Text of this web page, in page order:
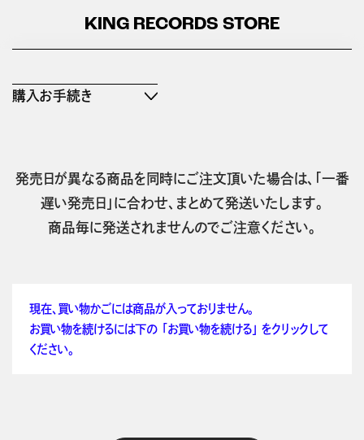
KING RECORDS STORE
購入お手続き
発売日が異なる商品を同時にご注文頂いた場合は、「一番
遅い発売日」に合わせ、まとめて発送いたします。
商品毎に発送されませんのでご注意ください。
現在、買い物かごには商品が入っておりません。
お買い物を続けるには下の 「お買い物を続ける」 をクリックして
ください。